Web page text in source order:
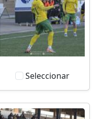
Seleccionar